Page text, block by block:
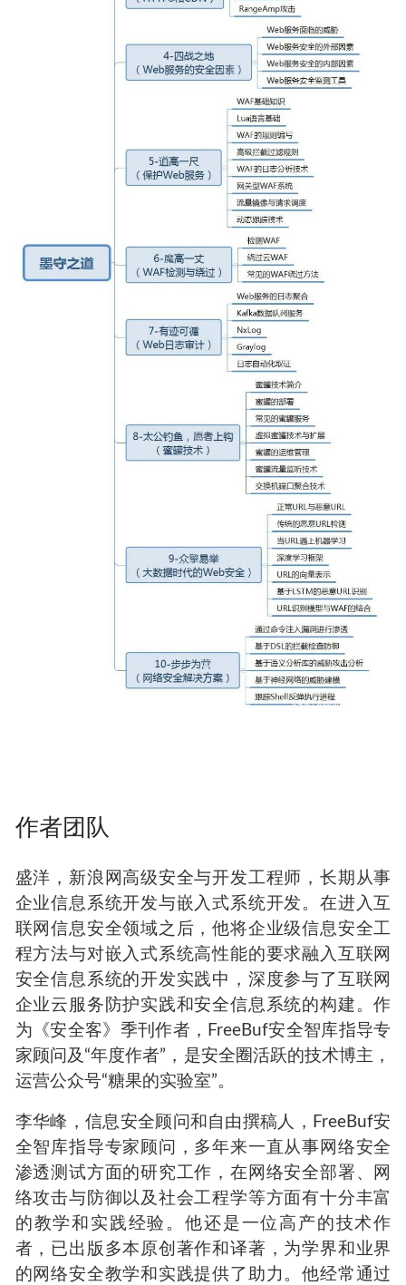
作者团队
盛洋，新浪网高级安全与开发工程师，长期从事
企业信息系统开发与嵌入式系统开发。在进入互
联网信息安全领域之后，他将企业级信息安全工
程方法与对嵌入式系统高性能的要求融入互联网
安全信息系统的开发实践中，深度参与了互联网
企业云服务防护实践和安全信息系统的构建。作
为《安全客》季刊作者， FreeBuf安全智库指导专
家顾问及 “年度作者” ，是安全圈活跃的技术博主，
运营公众号“糖果的实验室”。
李华峰，信息安全顾问和自由撰稿人， FreeBuf安
全智库指导专家顾问，多年来一直从事网络安全
渗透测试方面的研究工作，在网络安全部署、网
络攻击与防御以及社会工程学等方面有十分丰富
的教学和实践经验。他还是一位高产的技术作
者，已出版多本原创著作和译著，为学界和业界
的网络安全教学和实践提供了助力。他经常通过